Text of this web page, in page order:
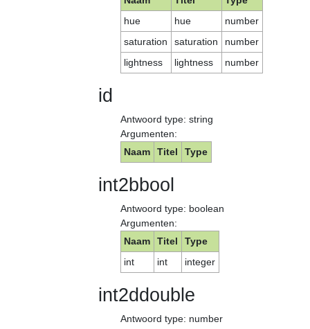
hue
hue
number
saturation
saturation
number
lightness
lightness number
id
Antwoord type: string
Argumenten:
Naam
Titel Type
int2bbool
Antwoord type: boolean
Argumenten:
Naam
Titel
Type
int
int integer
int2ddouble
Antwoord type: number